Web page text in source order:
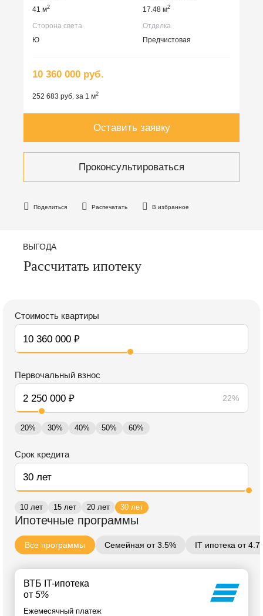
Поделиться Распечатать В избранное
41 м2
17.48 м2
Сторона света
Ю
Отделка
Предчистовая
10 360 000 руб.
252 683 руб. за 1 м2
Оставить заявку
Проконсультироваться
ВЫГОДА
Рассчитать ипотеку
Стоимость квартиры
Первочальный взнос
22%
20% 30% 40% 50% 60%
Срок кредита
10 лет 15 лет 20 лет 30 лет
Ипотечные программы
Все программы Семейная от 3.5% IT ипотека от
ВТБ IT-ипотека
от 5%
Ежемесячный платеж